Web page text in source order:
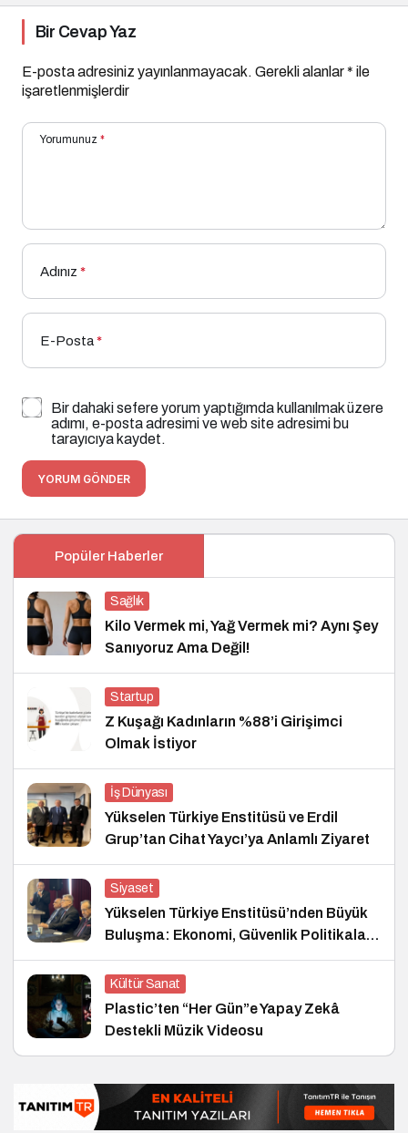
Bir Cevap Yaz
E-posta adresiniz yayınlanmayacak. Gerekli alanlar* ile
işaretlenmişlerdir
Yorumunuz *
Adınız *
E-Posta*
Bir dahaki sefere yorum yaptığımda kullanılmak üzere
adımı, e-posta adresimi ve web site adresimi bu
tarayıcıya kaydet.
YORUM GÖNDER
Popüler Haberler
Sağlık
Kilo Vermek mi, Yağ Vermek mi? Aynı Şey
Sanıyoruz Ama Değil!
Startup
Z Kuşağı Kadınların %88’i Girişimci
Olmak İstiyor
İş Dünyası
Yükselen Türkiye Enstitüsü ve Erdil
Grup’tan Cihat Yaycı’ya Anlamlı Ziyaret
Siyaset
Yükselen Türkiye Enstitüsü’nden Büyük
Buluşma: Ekonomi, Güvenlik Politikaları
ve Hukuk Konferansı
Kültür Sanat
Plastic’ten “Her Gün”e Yapay Zekâ
Destekli Müzik Videosu